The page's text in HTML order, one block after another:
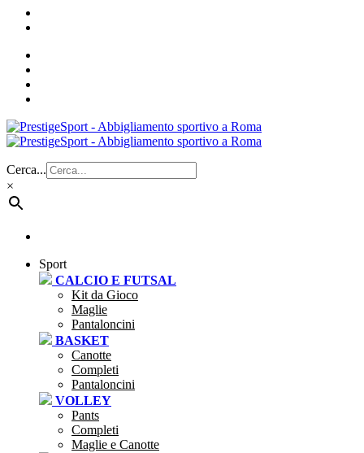
Cerca...
×
Sport
CALCIO E FUTSAL
Kit da Gioco
Maglie
Pantaloncini
BASKET
Canotte
Completi
Pantaloncini
VOLLEY
Pants
Completi
Maglie e Canotte